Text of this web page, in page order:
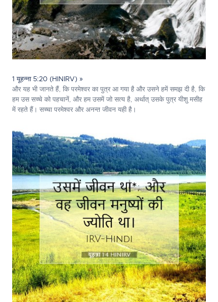
1 यूहन्ना 5:20 (HINIRV) »
और यह भी जानते हैं, कि परमेश्‍वर का पुत्र आ गया है और उसने हमें समझ दी है, कि
हम उस सच्चे को पहचानें, और हम उसमें जो सत्य है, अर्थात् उसके पुत्र यीशु मसीह
में रहते हैं। सच्चा परमेश्‍वर और अनन्त जीवन यही है।